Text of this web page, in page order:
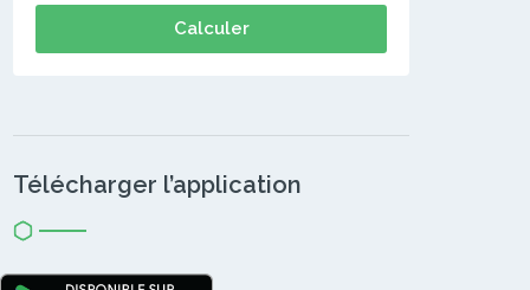
Calculer
Télécharger l’application